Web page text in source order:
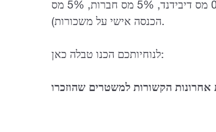
סטטוס חברה בינלאומית (אם כל הדרישות מתקיימות - 0% מס דיבידנד, 5% מס חברות, 5% מס
הכנסה אישי על משכורות).
לנוחיותכם הכנו טבלה כאן: